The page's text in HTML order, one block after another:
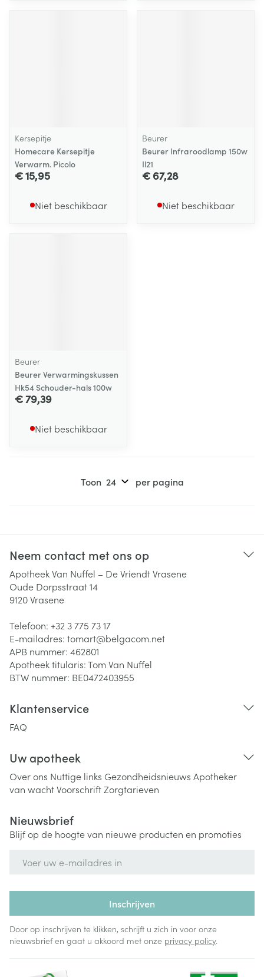
Kersepitje
Homecare Kersepitje
Verwarm. Picolo
€ 15,95
Niet beschikbaar
Beurer
Beurer Infraroodlamp 150w
Il21
€ 67,28
Niet beschikbaar
Beurer
Beurer Verwarmingskussen
Hk54 Schouder-hals 100w
€ 79,39
Niet beschikbaar
Toon per pagina
Neem contact met ons op
Apotheek Van Nuffel – De Vriendt Vrasene
Oude Dorpsstraat 14
9120Vrasene
Telefoon: +32 3 775 73 17
E-mailadres: tomart@belgacom.net
APB nummer: 462801
Apotheek titularis:Tom Van Nuffel
BTW nummer: BE0472403955
Klantenservice
FAQ
Uw apotheek
Over ons Nuttige links Gezondheidsnieuws Apotheker
van wachtVoorschriftZorgtarieven
Nieuwsbrief
Blijf op de hoogte van nieuwe producten en promoties
Inschrijven
Door op inschrijven te klikken, schrijft u zich in voor onze
nieuwsbrief en gaat u akkoord met onze privacy policy.